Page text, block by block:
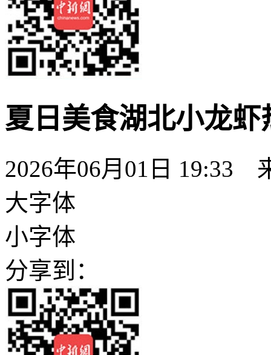
夏日美食湖北小龙虾
2026年06月01日 19:33
大字体
小字体
分享到：